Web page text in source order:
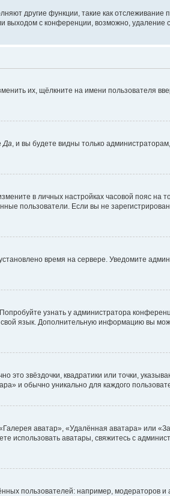
другие функции, такие как отслеживание
выходом с конференции, возможно, удаление
их, щёлкните на имени пользователя
Да, и вы будете видны только
в личных настройках часовой пояс на
пользователи. Если вы не
время на сервере. Уведомите
узнать у администратора
свой язык. Дополнительную информацию вы
это звёздочки, квадратики или точки,
и обычно уникально для каждого
аватар», «Удалённая аватара» или
использовать аватары, свяжитесь с
пользователей: например, модераторов и